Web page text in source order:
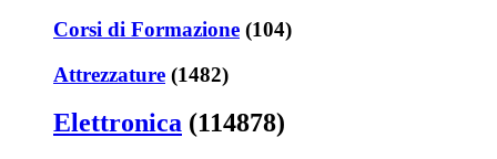
Corsi di Formazione (104)
Attrezzature (1482)
Elettronica (114878)